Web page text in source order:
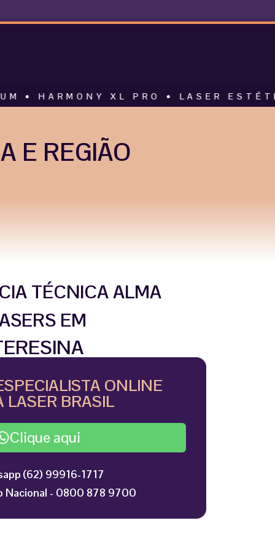
XL PRO • LASER
E REGIÃO
TÉCNICA ALMA
EM
ONLINE
LASER BRASIL
Clique aqui
(62) 99916-1717
Nacional - 0800 878 9700